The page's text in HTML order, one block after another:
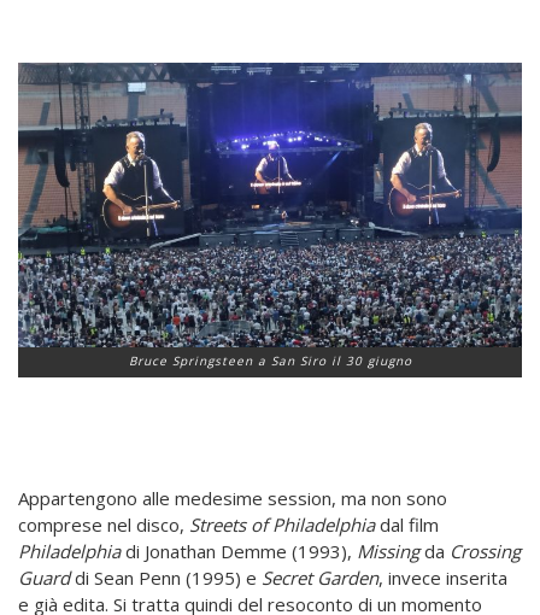
Bruce Springsteen a San Siro il 30 giugno
Appartengono alle medesime session, ma non sono
comprese nel disco, Streets of Philadelphiadal film
Philadelphiadi Jonathan Demme (1993), Missingda Crossing
Guarddi Sean Penn (1995) e Secret Garden, invece inserita
e già edita. Si tratta quindi del resoconto di un momento